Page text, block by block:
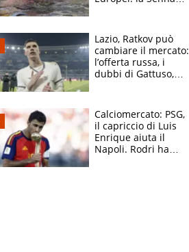
Lazio, Ratkov può
cambiare il mercato:
l’offerta russa, i
dubbi di Gattuso,
Calciomercato: PSG,
il capriccio di Luis
Enrique aiuta il
Napoli. Rodri ha